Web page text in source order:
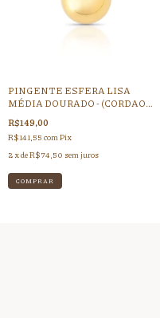
PINGENTE ESFERA LISA
MÉDIA DOURADO - (CORDAO
GROSSO - FECHO CLICK)
R$149,00
R$141,55 com Pix
2 x deR$74,50 sem juros